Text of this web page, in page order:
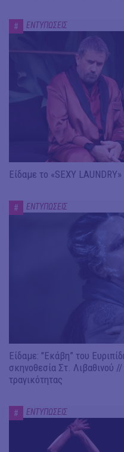
# ΕΝΤΥΠΩΣΕΙΣ
Είδαμε το «SEXY
# ΕΝΤΥΠΩΣΕΙΣ
Είδαμε: "Εκάβη” του
σκηνοθεσία Στ. Λιβαθινού
τραγικότητας
# ΕΝΤΥΠΩΣΕΙΣ